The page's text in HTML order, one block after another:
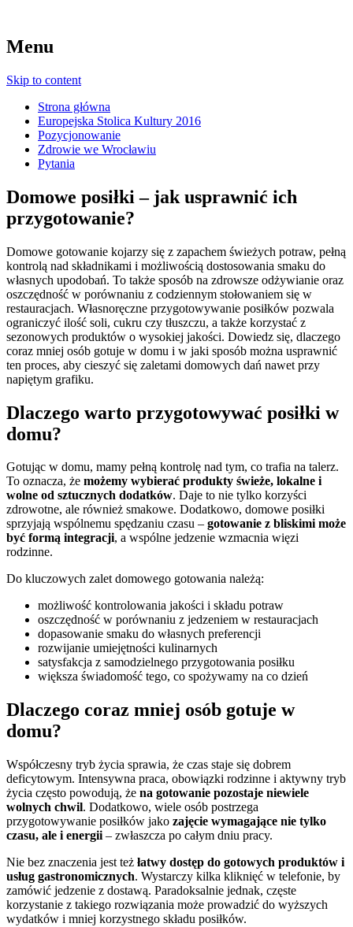
Menu
Skip to content
Strona główna
Europejska Stolica Kultury 2016
Pozycjonowanie
Zdrowie we Wrocławiu
Pytania
Domowe posiłki – jak usprawnić ich
przygotowanie?
Domowe gotowanie kojarzy się z zapachem świeżych potraw, pełną
kontrolą nad składnikami i możliwością dostosowania smaku do
własnych upodobań. To także sposób na zdrowsze odżywianie oraz
oszczędność w porównaniu z codziennym stołowaniem się w
restauracjach. Własnoręczne przygotowywanie posiłków pozwala
ograniczyć ilość soli, cukru czy tłuszczu, a także korzystać z
sezonowych produktów o wysokiej jakości. Dowiedz się, dlaczego
coraz mniej osób gotuje w domu i w jaki sposób można usprawnić
ten proces, aby cieszyć się zaletami domowych dań nawet przy
napiętym grafiku.
Dlaczego warto przygotowywać posiłki w
domu?
Gotując w domu, mamy pełną kontrolę nad tym, co trafia na talerz.
To oznacza, że możemy wybierać produkty świeże, lokalne i
wolne od sztucznych dodatków. Daje to nie tylko korzyści
zdrowotne, ale również smakowe. Dodatkowo, domowe posiłki
sprzyjają wspólnemu spędzaniu czasu – gotowanie z bliskimi może
być formą integracji, a wspólne jedzenie wzmacnia więzi
rodzinne.
Do kluczowych zalet domowego gotowania należą:
możliwość kontrolowania jakości i składu potraw
oszczędność w porównaniu z jedzeniem w restauracjach
dopasowanie smaku do własnych preferencji
rozwijanie umiejętności kulinarnych
satysfakcja z samodzielnego przygotowania posiłku
większa świadomość tego, co spożywamy na co dzień
Dlaczego coraz mniej osób gotuje w
domu?
Współczesny tryb życia sprawia, że czas staje się dobrem
deficytowym. Intensywna praca, obowiązki rodzinne i aktywny tryb
życia często powodują, że na gotowanie pozostaje niewiele
wolnych chwil. Dodatkowo, wiele osób postrzega
przygotowywanie posiłków jako zajęcie wymagające nie tylko
czasu, ale i energii – zwłaszcza po całym dniu pracy.
Nie bez znaczenia jest też łatwy dostęp do gotowych produktów i
usług gastronomicznych. Wystarczy kilka kliknięć w telefonie, by
zamówić jedzenie z dostawą. Paradoksalnie jednak, częste
korzystanie z takiego rozwiązania może prowadzić do wyższych
wydatków i mniej korzystnego składu posiłków.